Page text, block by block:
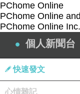
2.4GHz和5GHz
高達900Mbps的
行動裝置、輕鬆
PChome Online
PChome Online
PChome Online Inc.
個人新聞台
快速發文
心情雜記